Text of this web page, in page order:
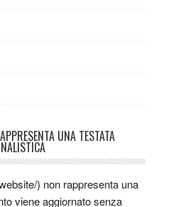
UNA TESTATA
) non rappresenta una
viene aggiornato senza